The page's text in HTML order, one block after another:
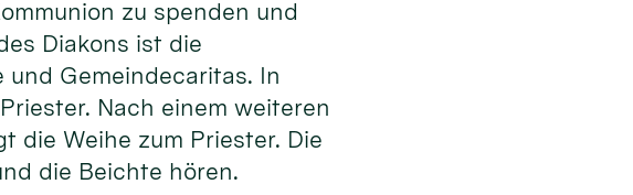
zu spenden und
Diakons ist die
Gemeindecaritas. In
Nach einem weiteren
die Weihe zum Priester. Die
die Beichte hören.